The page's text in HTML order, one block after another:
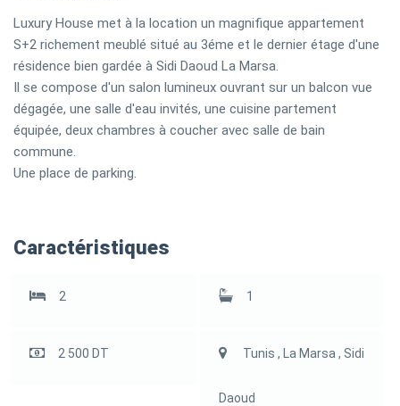
Luxury House met à la location un magnifique appartement
S+2 richement meublé situé au 3éme et le dernier étage d'une
résidence bien gardée à Sidi Daoud La Marsa.
Il se compose d'un salon lumineux ouvrant sur un balcon vue
dégagée, une salle d'eau invités, une cuisine partement
équipée, deux chambres à coucher avec salle de bain
commune.
Une place de parking.
Caractéristiques
2 1
2 500 DT Tunis , La Marsa , Sidi
Daoud